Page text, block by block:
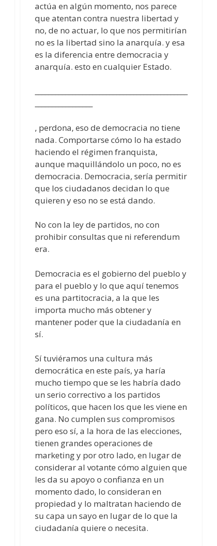
actúa en algún momento, nos parece
que atentan contra nuestra libertad y
no, de no actuar, lo que nos permitirían
no es la libertad sino la anarquía. y esa
es la diferencia entre democracia y
anarquía. esto en cualquier Estado.
, perdona, eso de democracia no tiene
nada. Comportarse cómo lo ha estado
haciendo el régimen franquista,
aunque maquillándolo un poco, no es
democracia. Democracia, sería permitir
que los ciudadanos decidan lo que
quieren y eso no se está dando.
No con la ley de partidos, no con
prohibir consultas que ni referendum
era.
Democracia es el gobierno del pueblo y
para el pueblo y lo que aquí tenemos
es una partitocracia, a la que les
importa mucho más obtener y
mantener poder que la ciudadanía en
sí.
Sí tuviéramos una cultura más
democrática en este país, ya haría
mucho tiempo que se les habría dado
un serio correctivo a los partidos
políticos, que hacen los que les viene en
gana. No cumplen sus compromisos
pero eso sí, a la hora de las elecciones,
tienen grandes operaciones de
marketing y por otro lado, en lugar de
considerar al votante cómo alguien que
les da su apoyo o confianza en un
momento dado, lo consideran en
propiedad y lo maltratan haciendo de
su capa un sayo en lugar de lo que la
ciudadanía quiere o necesita.